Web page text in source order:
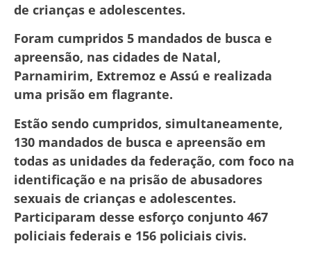
de crianças e adolescentes.
Foram cumpridos 5 mandados de busca e
apreensão, nas cidades de Natal,
Parnamirim, Extremoz e Assú e realizada
uma prisão em flagrante.
Estão sendo cumpridos, simultaneamente,
130 mandados de busca e apreensão em
todas as unidades da federação, com foco na
identificação e na prisão de abusadores
sexuais de crianças e adolescentes.
Participaram desse esforço conjunto 467
policiais federais e 156 policiais civis.